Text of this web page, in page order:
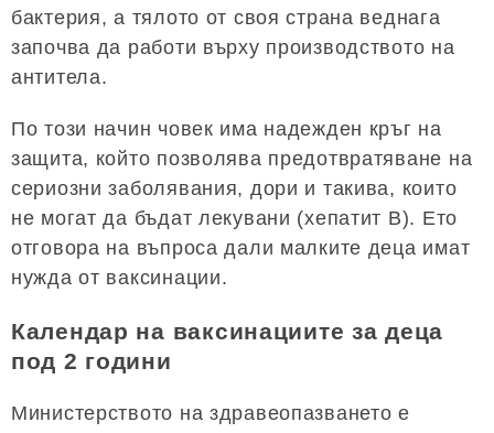
бактерия, а тялото от своя страна веднага
започва да работи върху производството на
антитела.
По този начин човек има надежден кръг на
защита, който позволява предотвратяване на
сериозни заболявания, дори и такива, които
не могат да бъдат лекувани (хепатит В). Ето
отговора на въпроса дали малките деца имат
нужда от ваксинации.
Календар на ваксинациите за деца
под 2 години
Министерството на здравеопазването е